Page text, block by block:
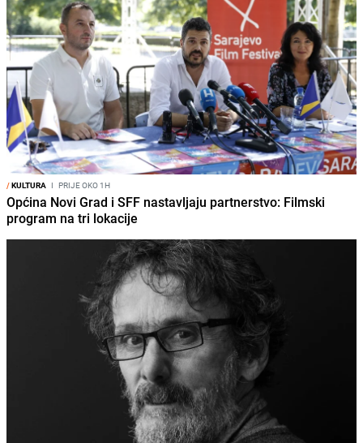
/KULTURA I PRIJE OKO 1H
Općina Novi Grad i SFF nastavljaju partnerstvo: Filmski
program na tri lokacije